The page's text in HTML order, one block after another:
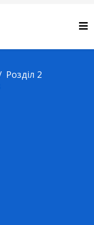
Розділ 2